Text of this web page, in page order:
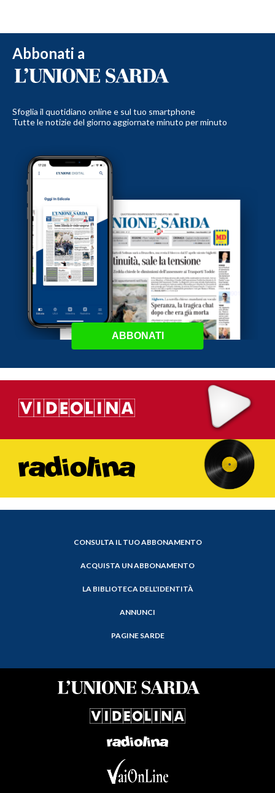
Abbonati a
Sfoglia il quotidiano online e sul tuo smartphone
Tutte le notizie del giorno aggiornate minuto per minuto
ABBONATI
CONSULTA IL TUO ABBONAMENTO
ACQUISTA UN ABBONAMENTO
LA BIBLIOTECA DELL'IDENTITÀ
ANNUNCI
PAGINE SARDE